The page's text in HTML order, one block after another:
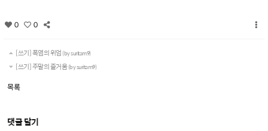
0 0
[쓰기] 폭염의 위엄 (by suritam9)
[쓰기] 주말의 즐거움(by suritam9)
목록
댓글 달기